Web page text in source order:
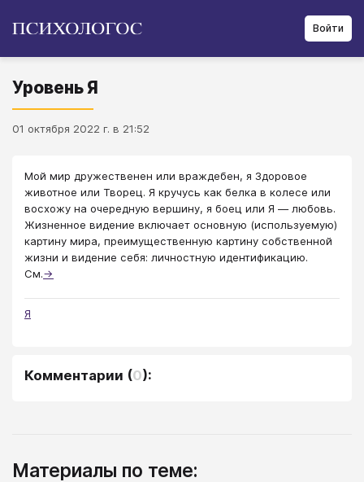
Войти
Уровень Я
01 октября 2022 г. в 21:52
Мой мир дружественен или враждебен, я Здоровое
животное или Творец. Я кручусь как белка в колесе или
восхожу на очередную вершину, я боец или Я ― любовь.
Жизненное видение включает основную (используемую)
картину мира, преимущественную картину собственной
жизни и видение себя: личностную идентификацию.
См.→
Я
Комментарии (0):
Материалы по теме: